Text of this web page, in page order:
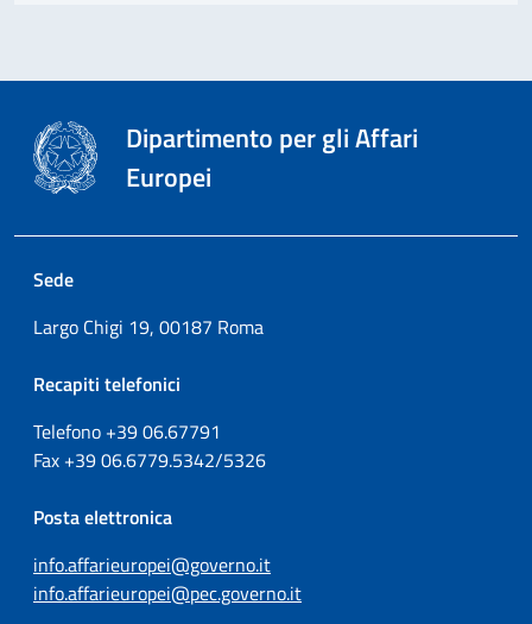
Dipartimento per gli Affari
Europei
Sede
Largo Chigi 19, 00187 Roma
Recapiti telefonici
Telefono +3906.67791
Fax +3906.6779.5342/5326
Posta elettronica
info.affarieuropei@governo.it
info.affarieuropei@pec.governo.it